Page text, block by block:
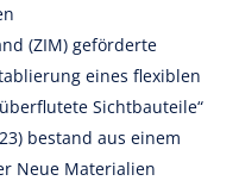
(ZIM) geförderte
eines flexiblen
Sichtbauteile“
bestand aus einem
Neue Materialien